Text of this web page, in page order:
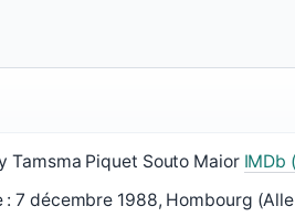
Tamsma Piquet Souto Maior IMDb
: 7 décembre 1988, Hombourg